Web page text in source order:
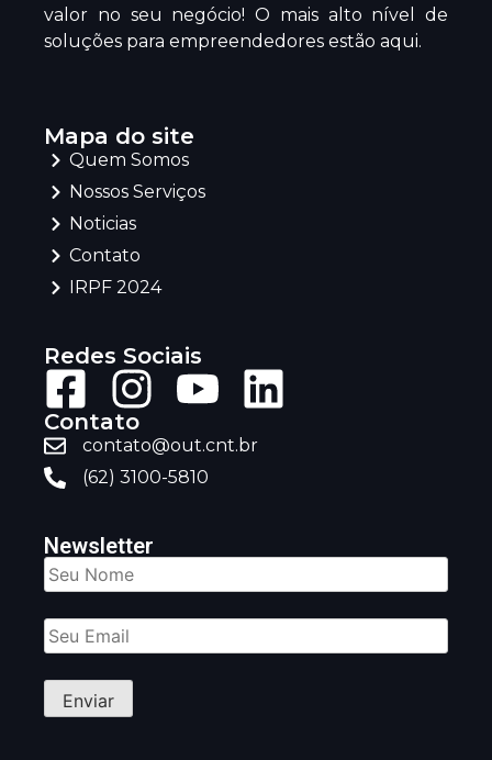
valor no seu negócio! O mais alto nível de
soluções para empreendedores estão aqui.
Mapa do site
Quem Somos
Nossos Serviços
Noticias
Contato
IRPF 2024
Redes Sociais
Contato
contato@out.cnt.br
(62) 3100-5810
Newsletter